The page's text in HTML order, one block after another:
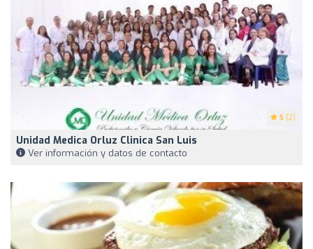
5 (2)
Unidad Medica Orluz Clinica San Luis
Ver información y datos de contacto